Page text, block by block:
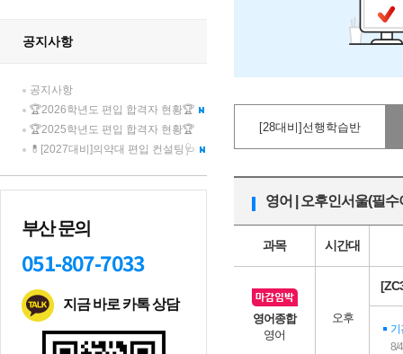
공지사항
공지사항
🏆2026학년도 편입 합격자 현황🏆
🏆2025학년도 편입 합격자 현황🏆
💊[2027대비]의약대 편입 컨설팅🩺
부산 문의
051-807-7033
지금 바로 카톡 상담
[28대비]선행학습반
영어 | 오후인서울(필
과목 시간대
영어종합
영어
오후
기
8/